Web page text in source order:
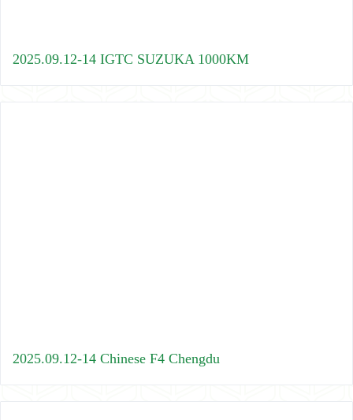
2025.09.12-14 IGTC SUZUKA 1000KM
2025.09.12-14 Chinese F4 Chengdu